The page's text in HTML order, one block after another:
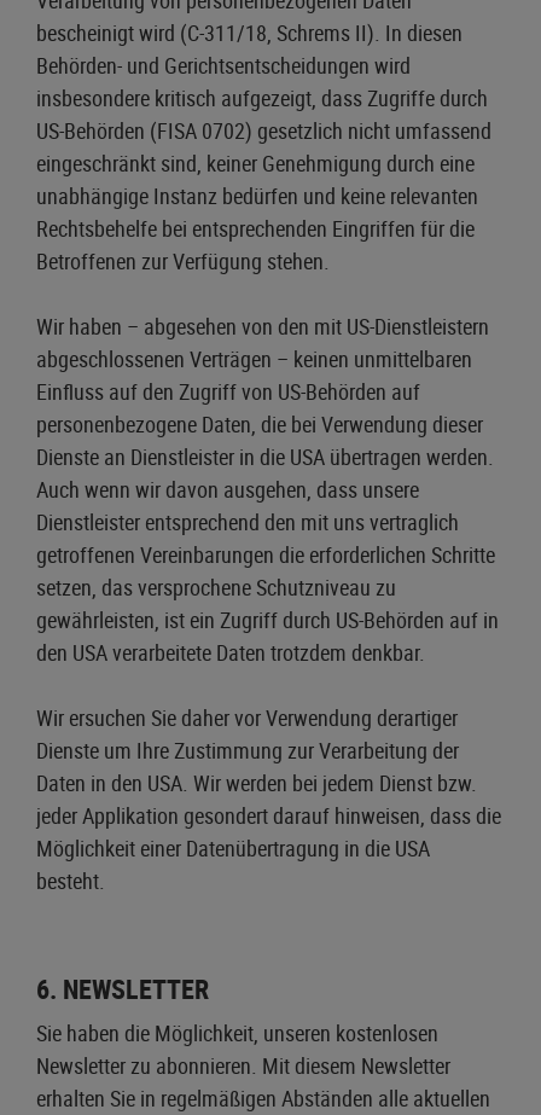
bescheinigt wird (C-311/18, Schrems II). In diesen
Behörden- und Gerichtsentscheidungen wird
insbesondere kritisch aufgezeigt, dass Zugriffe durch
US-Behörden (FISA 0702) gesetzlich nicht umfassend
eingeschränkt sind, keiner Genehmigung durch eine
unabhängige Instanz bedürfen und keine relevanten
Rechtsbehelfe bei entsprechenden Eingriffen für die
Betroffenen zur Verfügung stehen.
Wir haben – abgesehen von den mit US-Dienstleistern
abgeschlossenen Verträgen – keinen unmittelbaren
Einfluss auf den Zugriff von US-Behörden auf
personenbezogene Daten, die bei Verwendung dieser
Dienste an Dienstleister in die USA übertragen werden.
Auch wenn wir davon ausgehen, dass unsere
Dienstleister entsprechend den mit uns vertraglich
getroffenen Vereinbarungen die erforderlichen Schritte
setzen, das versprochene Schutzniveau zu
gewährleisten, ist ein Zugriff durch US-Behörden auf in
den USA verarbeitete Daten trotzdem denkbar.
Wir ersuchen Sie daher vor Verwendung derartiger
Dienste um Ihre Zustimmung zur Verarbeitung der
Daten in den USA. Wir werden bei jedem Dienst bzw.
jeder Applikation gesondert darauf hinweisen, dass die
Möglichkeit einer Datenübertragung in die USA
besteht.
6. NEWSLETTER
Sie haben die Möglichkeit, unseren kostenlosen
Newsletter zu abonnieren. Mit diesem Newsletter
erhalten Sie in regelmäßigen Abständen alle aktuellen